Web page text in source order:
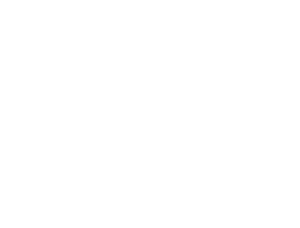
meses también he
de la Infancia Misionera.
durante el tiempo de
y adolescentes han
de animación
la alegría y
de su edad, valores
en favor de los niños